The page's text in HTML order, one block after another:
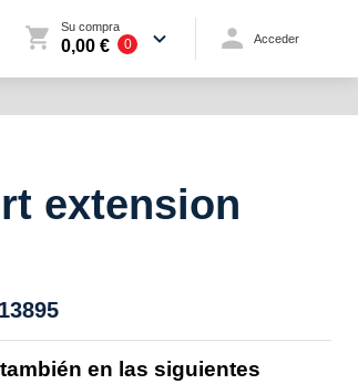
Su compra
0,00 € 0 Acceder
extension
en las siguientes